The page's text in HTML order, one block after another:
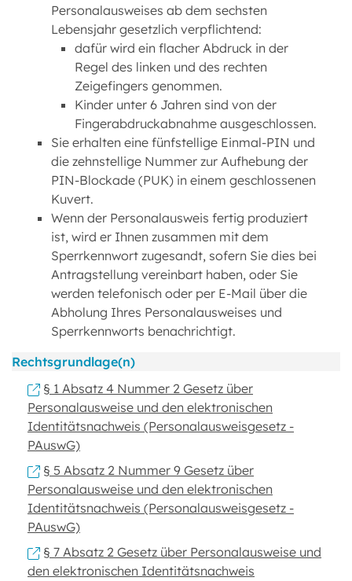
Personalausweises ab dem sechsten
Lebensjahr gesetzlich verpflichtend:
dafür wird ein flacher Abdruck in der
Regel des linken und des rechten
Zeigefingers genommen.
Kinder unter 6 Jahren sind von der
Fingerabdruckabnahme ausgeschlossen.
Sie erhalten eine fünfstellige Einmal-PIN und
die zehnstellige Nummer zur Aufhebung der
PIN-Blockade (PUK) in einem geschlossenen
Kuvert.
Wenn der Personalausweis fertig produziert
ist, wird er Ihnen zusammen mit dem
Sperrkennwort zugesandt, sofern Sie dies bei
Antragstellung vereinbart haben, oder Sie
werden telefonisch oder per E-Mail über die
Abholung Ihres Personalausweises und
Sperrkennworts benachrichtigt.
Rechtsgrundlage(n)
§ 1 Absatz 4 Nummer 2 Gesetz über
Personalausweise und den elektronischen
Identitätsnachweis (Personalausweisgesetz -
PAuswG)
§ 5 Absatz 2 Nummer 9 Gesetz über
Personalausweise und den elektronischen
Identitätsnachweis (Personalausweisgesetz -
PAuswG)
§ 7 Absatz 2 Gesetz über Personalausweise und
den elektronischen Identitätsnachweis